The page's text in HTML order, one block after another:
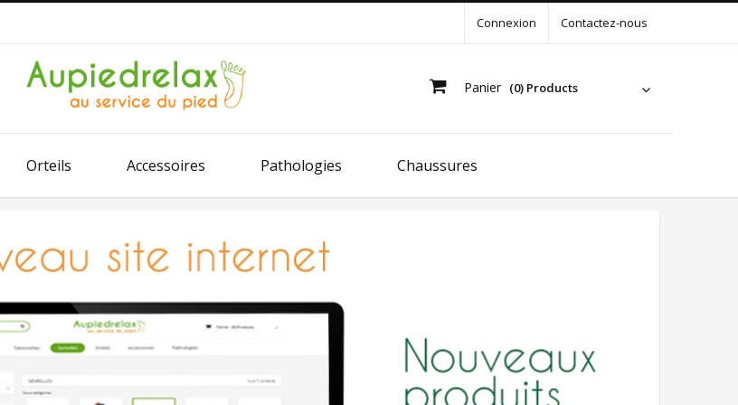
Contactez-nous
Connexion
Panier (0) Products
Orteils Accessoires Pathologies Chaussures